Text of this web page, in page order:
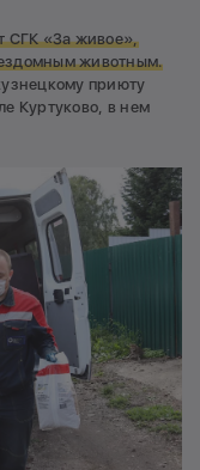
СГК «За живое»,
животным.
приюту
Куртуково, в нем